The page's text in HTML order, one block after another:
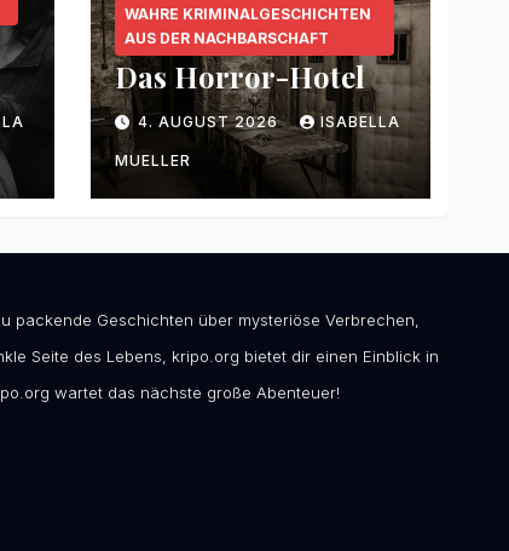
WAHRE KRIMINALGESCHICHTEN
AUS DER NACHBARSCHAFT
Das Horror-Hotel
4. AUGUST 2026 ISABELLA
MUELLER
packende Geschichten über mysteriöse Verbrechen,
Seite des Lebens, kripo.org bietet dir einen Einblick in
wartet das nächste große Abenteuer!